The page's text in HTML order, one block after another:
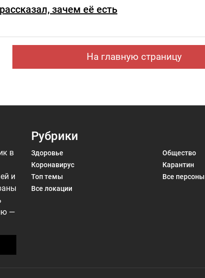
зачем её есть
На главную страницу
в
и
—
Рубрики
Здоровье
Общество
Коронавирус
Карантин
Топ темы
Все персоны
Все локации